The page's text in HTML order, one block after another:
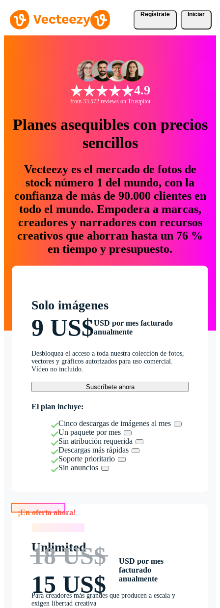
Regístrate Iniciar
4.9
from 33.572 reviews on Trustpilot
Planes asequibles con precios
sencillos
Vecteezy es el mercado de fotos de
stock número 1 del mundo, con la
confianza de más de 90.000 clientes en
todo el mundo. Empodera a marcas,
creadores y narradores con recursos
creativos que ahorran hasta un 76 %
en tiempo y presupuesto.
Solo imágenes
9 US$USD por mes facturado
anualmente
Desbloquea el acceso a toda nuestra colección de fotos,
vectores y gráficos autorizados para uso comercial.
Vídeo no incluido.
Suscríbete ahora
El plan incluye:
Cinco descargas de imágenes al mes
Un paquete por mes
Sin atribución requerida
Descargas más rápidas
Soporte prioritario
Sin anuncios
Unlimited
18 US$
15 US$
USD por mes
facturado
anualmente
Para creadores más grandes que producen a escala y
exigen libertad creativa